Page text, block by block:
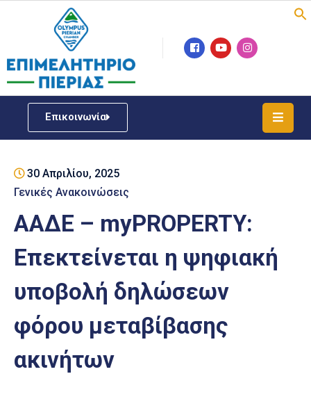
Επικοινωνία
Επιμελητήριο
Νέα
ΓΕΜΗ
Υποστήριξη
Έκθεση
Παραδοσιακών
Επαγγελμάτων
ΕΒΕΠ-
30 Απριλίου, 2025
Γενικές Ανακοινώσεις
ΑΑΔΕ – myPROPERTY:
Επεκτείνεται η ψηφιακή
υποβολή δηλώσεων
φόρου μεταβίβασης
ακινήτων